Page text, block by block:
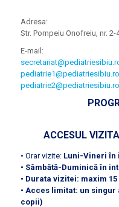
Adresa:
Str. Pompeiu Onofreiu, nr. 2-
E-mail :
pediatrie1@pediatriesibiu.ro
pediatrie2@pediatriesibiu.ro
ACCESUL
• Orar vizite: Luni-Vineriîn
• Sâmbătă-Duminicăîn
• Durata vizitei: maxim
• Acces limitat: un
copii)